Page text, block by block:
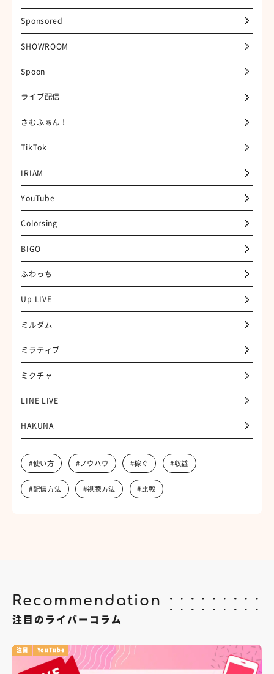
Sponsored
SHOWROOM
Spoon
ライブ配信
さむふぁん！
TikTok
IRIAM
YouTube
Colorsing
BIGO
ふわっち
Up LIVE
ミルダム
ミラティブ
ミクチャ
LINE LIVE
HAKUNA
#使い方 #ノウハウ #稼ぐ #収益
#配信方法 #視聴方法 #比較
Recommendation
注目のライバーコラム
注目 YouTube